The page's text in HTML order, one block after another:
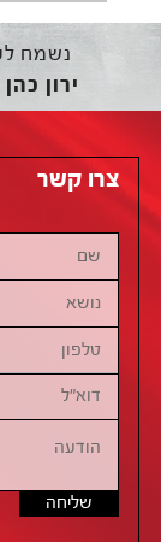
נשמח
ירון כהן
צרו קשר
שליחה